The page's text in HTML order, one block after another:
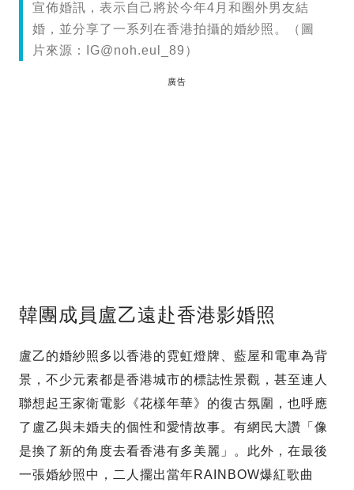
宣佈婚訊，表示自己將於今年4月和圈外男友結
婚，並分享了一系列在香港拍攝的婚紗照。（圖
片來源：
IG@noh.eul _89）
廣告
韓團成員盧乙遠赴香港影婚照
盧乙的婚紗照多以香港的霓虹燈牌、藍屋和電車為背
景，不少元素都是香港城市的標誌性景觀，甚至連人
聯想起王家衛電影《花樣年華》的復古氛圍，也呼應
了盧乙與未婚夫的個性和愛情故事。有網民大讚「像
是換了新的角度去看香港有多美麗」。此外，在最後
一張婚紗照中，二人擺出當年RAINBOW爆紅歌曲